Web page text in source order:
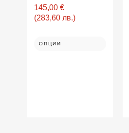
145,00 €
(283,60 лв.)
ОПЦИИ